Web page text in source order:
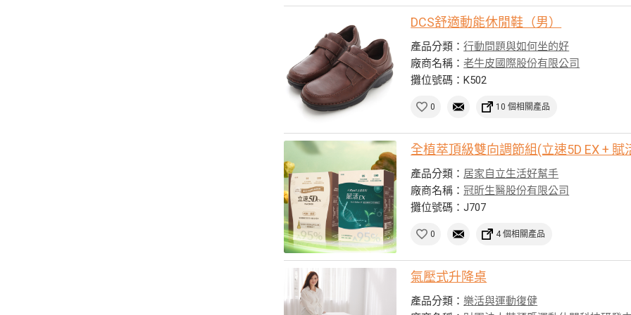
DCS舒適動能休閒鞋（男）
產品分類：行動問題與如何坐的好
廠商名稱：老牛皮國際股份有限公司
攤位號碼：K502
0 10 個相關產品
全植萃頂級雙向調節組(立速5D EX + 賦
產品分類： 居家自立生活好幫手
廠商名稱：冠昕生醫股份有限公司
攤位號碼：J707
0 4 個相關產品
氣壓式升降桌
產品分類：樂活與運動復健